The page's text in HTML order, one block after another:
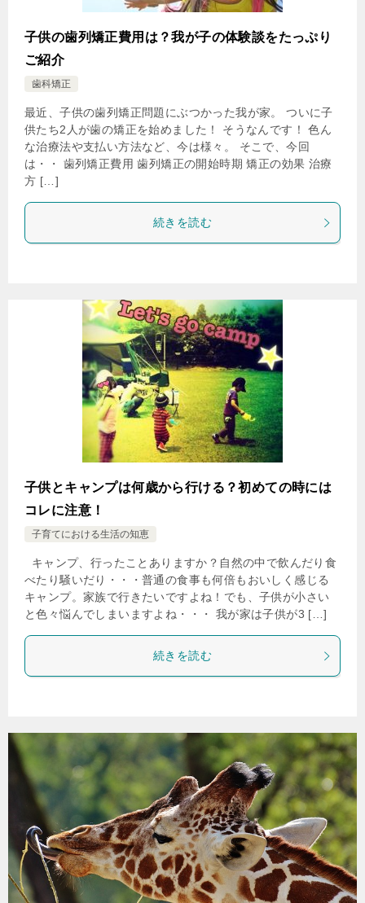
子供の歯列矯正費用は？我が子の体験談をたっぷり
ご紹介
歯科矯正
最近、子供の歯列矯正問題にぶつかった我が家。 ついに子
供たち2人が歯の矯正を始めました！ そうなんです！ 色ん
な治療法や支払い方法など、今は様々。 そこで、今回
は・・ 歯列矯正費用 歯列矯正の開始時期 矯正の効果 治療
方 […]
続きを読む
子供とキャンプは何歳から行ける？初めての時には
コレに注意！
子育てにおける生活の知恵
キャンプ、行ったことありますか？自然の中で飲んだり食
べたり騒いだり・・・普通の食事も何倍もおいしく感じる
キャンプ。家族で行きたいですよね！でも、子供が小さい
と色々悩んでしまいますよね・・・ 我が家は子供が3 […]
続きを読む